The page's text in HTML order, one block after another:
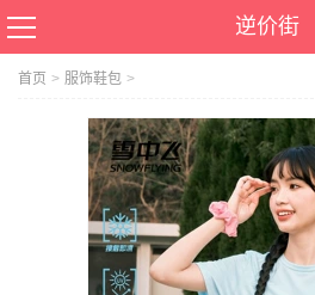
逆价街
首页 > 服饰鞋包 >